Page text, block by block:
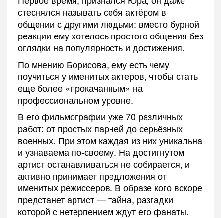
стеснялся называть себя актёром в
общении с другими людьми: вместо бурной
реакции ему хотелось простого общения без
оглядки на популярность и достижения.
По мнению Борисова, ему есть чему
поучиться у именитых актеров, чтобы стать
еще более «прокачанным» на
профессиональном уровне.
В его фильмографии уже 70 различных
работ: от простых парней до серьёзных
военных. При этом каждая из них уникальна
и узнаваема по-своему. На достигнутом
артист останавливаться не собирается, и
активно принимает предложения от
именитых режиссеров. В образе кого вскоре
предстанет артист — тайна, разгадки
которой с нетерпением ждут его фанаты.